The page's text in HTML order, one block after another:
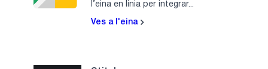
l’eina en línia per integrar...
Ves a l'eina